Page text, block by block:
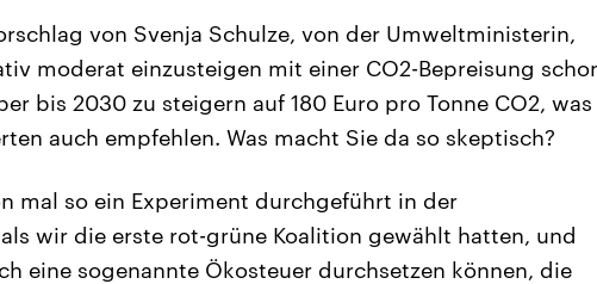
von Svenja Schulze, von der Umweltministerin,
moderat einzusteigen mit einer CO2-Bepreisung
bis 2030 zu steigern auf 180 Euro pro Tonne CO2, was
auch empfehlen. Was macht Sie da so skeptisch?
mal so ein Experiment durchgeführt in der
wir die erste rot-grüne Koalition gewählt hatten, und
eine sogenannte Ökosteuer durchsetzen können, die